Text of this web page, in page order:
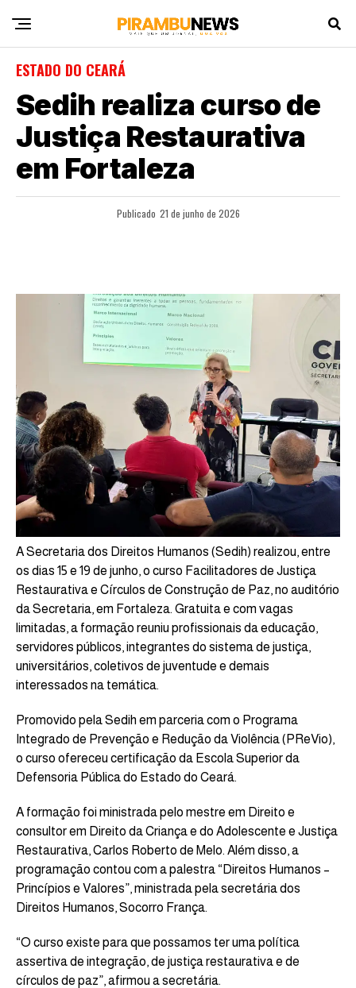
ESTADO DO CEARÁ
Sedih realiza curso de
Justiça Restaurativa
em Fortaleza
Publicado 21 de junho de 2026
A Secretaria dos Direitos Humanos (Sedih) realizou, entre
os dias 15 e 19 de junho, o curso Facilitadores de Justiça
Restaurativa e Círculos de Construção de Paz, no auditório
da Secretaria, em Fortaleza. Gratuita e com vagas
limitadas, a formação reuniu profissionais da educação,
servidores públicos, integrantes do sistema de justiça,
universitários, coletivos de juventude e demais
interessados na temática.
Promovido pela Sedih em parceria com o Programa
Integrado de Prevenção e Redução da Violência (PReVio),
o curso ofereceu certificação da Escola Superior da
Defensoria Pública do Estado do Ceará.
A formação foi ministrada pelo mestre em Direito e
consultor em Direito da Criança e do Adolescente e Justiça
Restaurativa, Carlos Roberto de Melo. Além disso, a
programação contou com a palestra “Direitos Humanos –
Princípios e Valores”, ministrada pela secretária dos
Direitos Humanos, Socorro França.
“O curso existe para que possamos ter uma política
assertiva de integração, de justiça restaurativa e de
círculos de paz”, afirmou a secretária.